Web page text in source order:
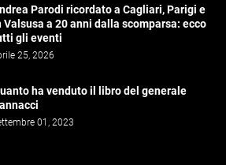
Parodi ricordato a Cagliari, Parigi e
Valsusa a 20 anni dalla scomparsa: ecco
gli eventi
25, 2026
ha venduto il libro del generale
01, 2023